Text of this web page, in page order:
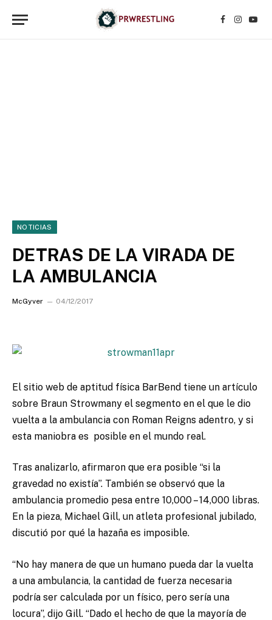
Facebook
NOTICIAS
DETRAS DE LA VIRADA DE
LA AMBULANCIA
McGyver 04/12/2017
El sitio web de aptitud física BarBend tiene un artículo
sobre Braun Strowmany el segmento en el que le dio
vuelta a la ambulancia con Roman Reigns adentro, y si
esta maniobra es posible en el mundo real.
Tras analizarlo, afirmaron que era posible “si la
gravedad no existía”. También se observó que la
ambulancia promedio pesa entre 10,000 – 14,000 libras.
En la pieza, Michael Gill, un atleta profesional jubilado,
discutió por qué la hazaña es imposible.
“No hay manera de que un humano pueda dar la vuelta
a una ambulancia, la cantidad de fuerza necesaria
podría ser calculada por un físico, pero sería una
locura”, dijo Gill. “Dado el hecho de que la mayoría de